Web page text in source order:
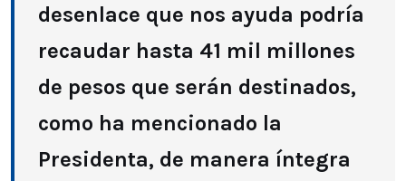
desenlace que nos ayuda podría
recaudar hasta 41 mil millones
de pesos que serán destinados,
como ha mencionado la
Presidenta, de manera íntegra